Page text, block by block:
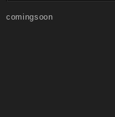
comingsoon